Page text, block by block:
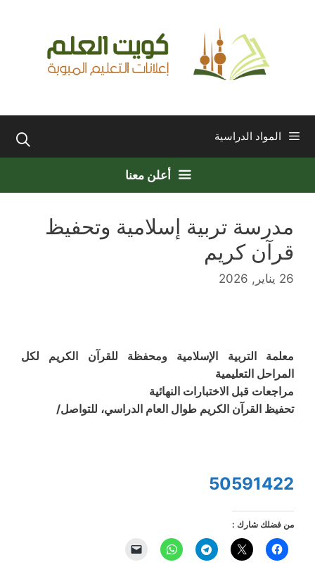
المواد الدراسية
أعلن معنا
مدرسة تربية إسلامية وتحفيظ
قرآن كريم
26 يناير, 2026
معلمة التربية الإسلامية ومحفظة للقرآن الكريم لكل
المراحل التعليمية
مراجعات قبل الاختبارات النهائية
تحفيظ القرآن الكريم طوال العام الدراسي، للتواصل/
50591422
من فضلك شارك :